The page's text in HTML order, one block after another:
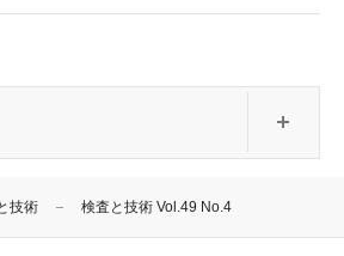
技術 検査と技術 Vol.49 No.4